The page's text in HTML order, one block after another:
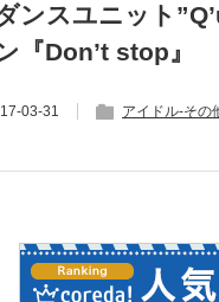
ンスユニット
『Don’t stop』
03-31 アイドル-その